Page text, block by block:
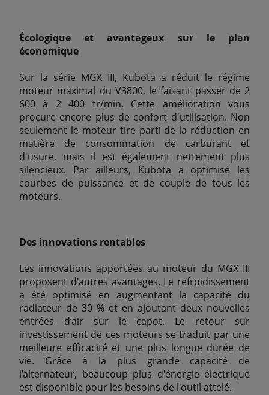
Écologique et avantageux sur le plan
économique
Sur la série MGX III, Kubota a réduit le régime
moteur maximal du V3800, le faisant passer de 2
600 à 2 400 tr/min. Cette amélioration vous
procure encore plus de confort d'utilisation. Non
seulement le moteur tire parti de la réduction en
matière de consommation de carburant et
d'usure, mais il est également nettement plus
silencieux. Par ailleurs, Kubota a optimisé les
courbes de puissance et de couple de tous les
moteurs.
Des innovations rentables
Les innovations apportées au moteur du MGX III
proposent d'autres avantages. Le refroidissement
a été optimisé en augmentant la capacité du
radiateur de 30 % et en ajoutant deux nouvelles
entrées d’air sur le capot. Le retour sur
investissement de ces moteurs se traduit par une
meilleure efficacité et une plus longue durée de
vie. Grâce à la plus grande capacité de
l’alternateur, beaucoup plus d'énergie électrique
est disponible pour les besoins de l'outil attelé.